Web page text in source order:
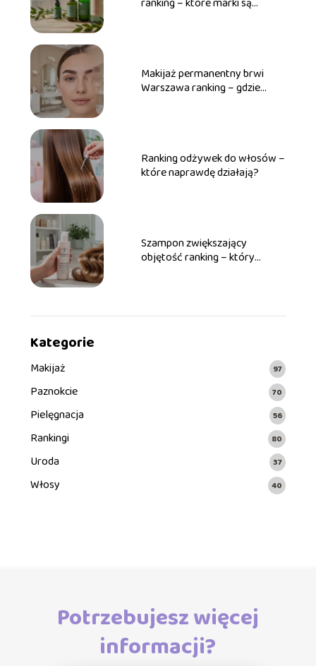
Makijaż permanentny brwi
Warszawa ranking – gdzie
Ranking odżywek do włosów –
które naprawdę działają?
Szampon zwiększający
objętość ranking – który
Kategorie
Makijaż 97
Paznokcie 70
Pielęgnacja 56
Rankingi 80
Uroda 37
Włosy 40
Potrzebujesz więcej
informacji?